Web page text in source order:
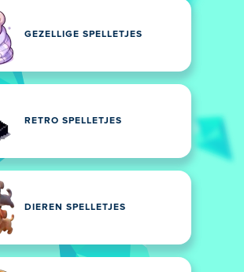
GEZELLIGE SPELLETJES
RETRO SPELLETJES
DIEREN SPELLETJES